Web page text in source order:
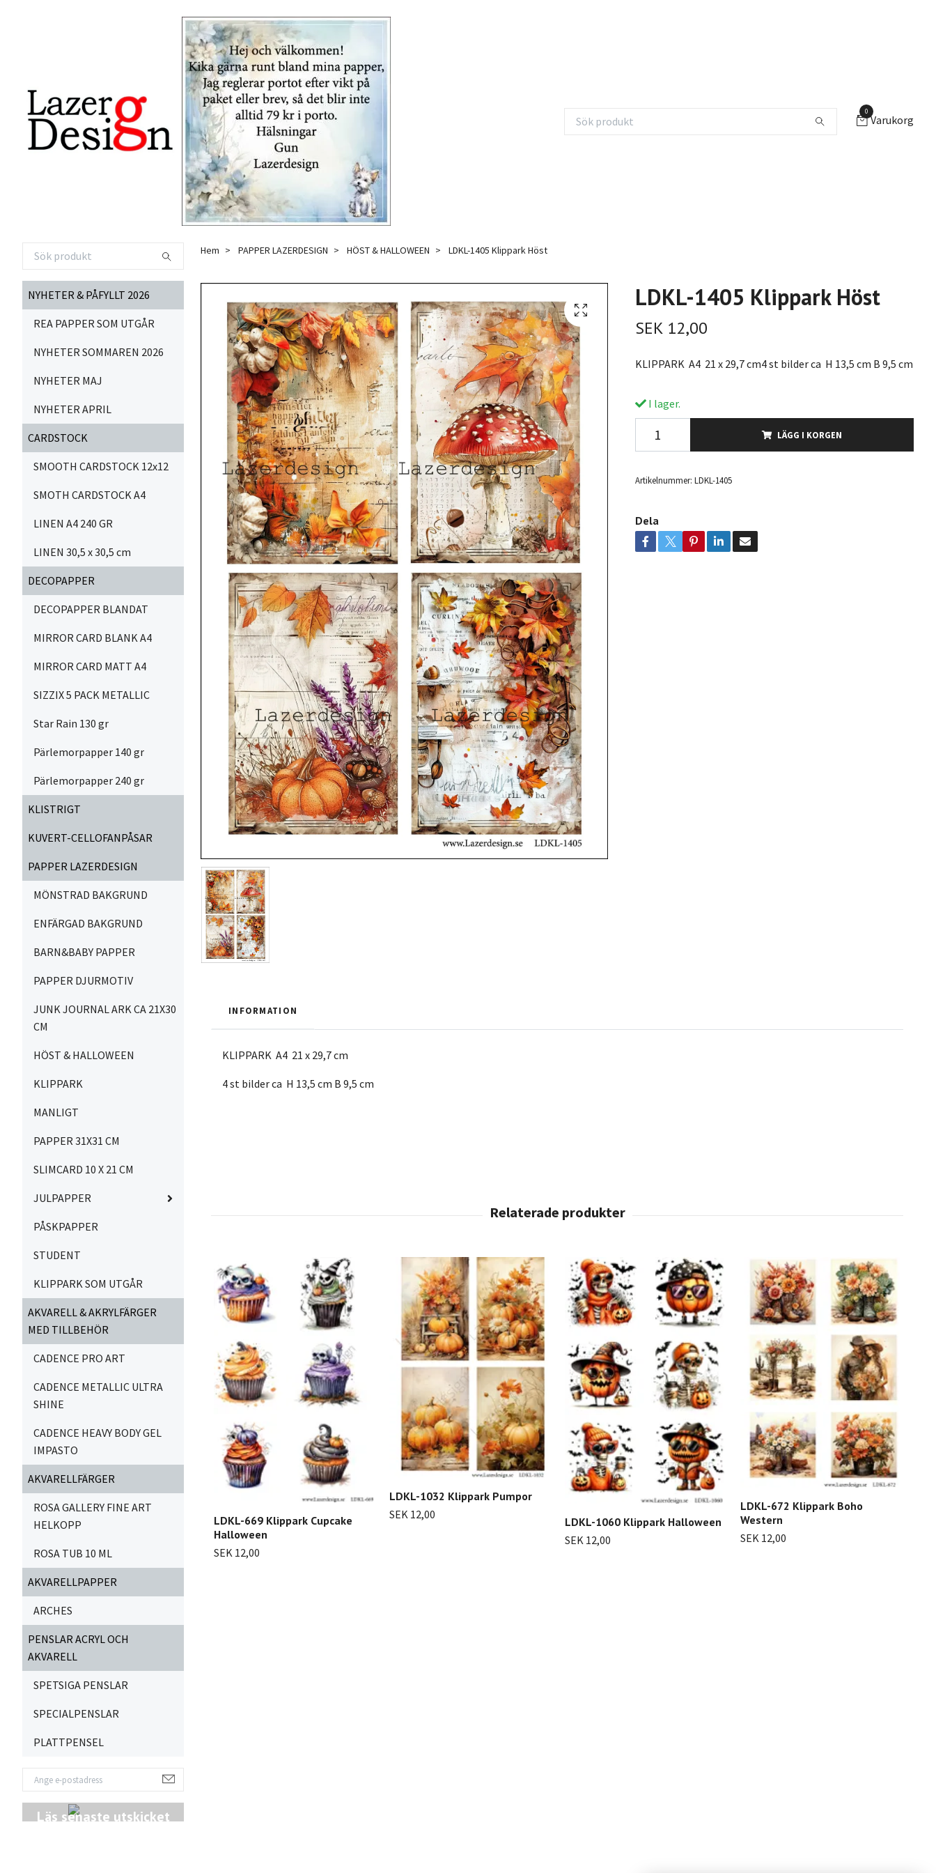
0
Varukorg
NYHETER & PÅFYLLT 2026
REA PAPPER SOM UTGÅR
NYHETER SOMMAREN 2026
NYHETER MAJ
NYHETER APRIL
CARDSTOCK
SMOOTH CARDSTOCK 12x12
SMOTH CARDSTOCK A4
LINEN A4 240 GR
LINEN 30,5 x 30,5 cm
DECOPAPPER
DECOPAPPER BLANDAT
MIRROR CARD BLANK A4
MIRROR CARD MATT A4
SIZZIX 5 PACK METALLIC
Star Rain 130 gr
Pärlemorpapper 140 gr
Pärlemorpapper 240 gr
KLISTRIGT
KUVERT-CELLOFANPÅSAR
PAPPER LAZERDESIGN
MÖNSTRAD BAKGRUND
ENFÄRGAD BAKGRUND
BARN&BABY PAPPER
PAPPER DJURMOTIV
JUNK JOURNAL ARK CA 21X30
CM
HÖST & HALLOWEEN
KLIPPARK
MANLIGT
PAPPER 31X31 CM
SLIMCARD 10 X 21 CM
JULPAPPER
PÅSKPAPPER
STUDENT
KLIPPARK SOM UTGÅR
AKVARELL & AKRYLFÄRGER
MED TILLBEHÖR
CADENCE PRO ART
CADENCE METALLIC ULTRA
SHINE
CADENCE HEAVY BODY GEL
IMPASTO
AKVARELLFÄRGER
ROSA GALLERY FINE ART
HELKOPP
ROSA TUB 10 ML
AKVARELLPAPPER
ARCHES
PENSLAR ACRYL OCH
AKVARELL
SPETSIGA PENSLAR
SPECIALPENSLAR
PLATTPENSEL
Läs senaste utskicket
Hem PAPPER LAZERDESIGN HÖST & HALLOWEEN LDKL-1405 Klippark Höst
LDKL-1405 Klippark Höst
SEK 12,00
KLIPPARK A4 21 x 29,7 cm4 st bilder ca H 13,5 cm B 9,5 cm
I lager.
LÄGG I KORGEN
Artikelnummer: LDKL-1405
Dela
INFORMATION
KLIPPARK A4 21 x 29,7 cm
4 st bilder ca H 13,5 cm B 9,5 cm
LDKL-669 Klippark Cupcake
Halloween
SEK 12,00
LDKL-1032 Klippark Pumpor
SEK 12,00
LDKL-1060 Klippark Halloween
SEK 12,00
LDKL-672 Klippark Boho
Western
SEK 12,00